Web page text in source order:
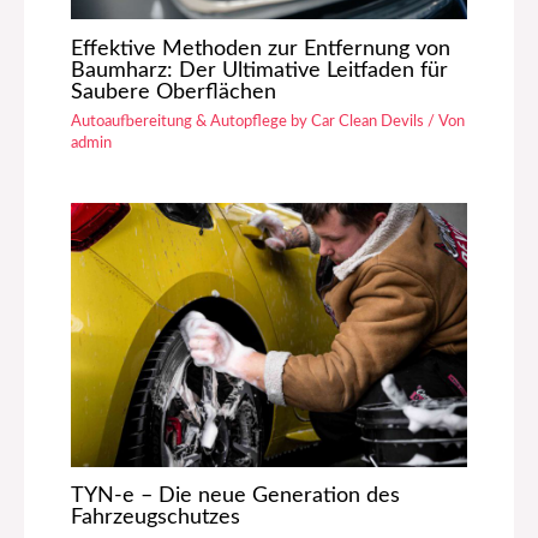
Effektive Methoden zur Entfernung von
Baumharz: Der Ultimative Leitfaden für
Saubere Oberflächen
Autoaufbereitung & Autopflege by Car Clean Devils / Von
admin
TYN-e – Die neue Generation des
Fahrzeugschutzes